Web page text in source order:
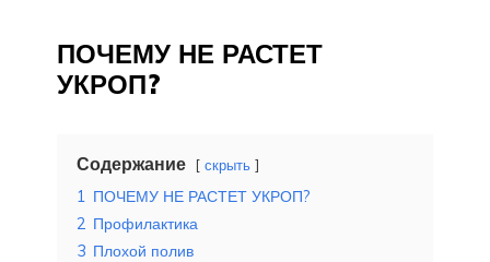
ПОЧЕМУ НЕ РАСТЕТ
УКРОП?
Содержание скрыть
1 ПОЧЕМУ НЕ РАСТЕТ УКРОП?
2 Профилактика
3 Плохой полив